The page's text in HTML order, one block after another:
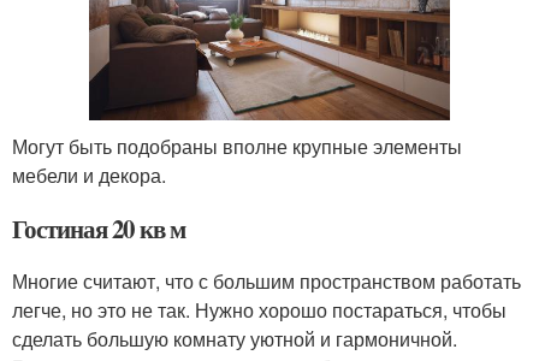
Могут быть подобраны вполне крупные элементы
мебели и декора.
Гостиная 20 кв м
Многие считают, что с большим пространством работать
легче, но это не так. Нужно хорошо постараться, чтобы
сделать большую комнату уютной и гармоничной.